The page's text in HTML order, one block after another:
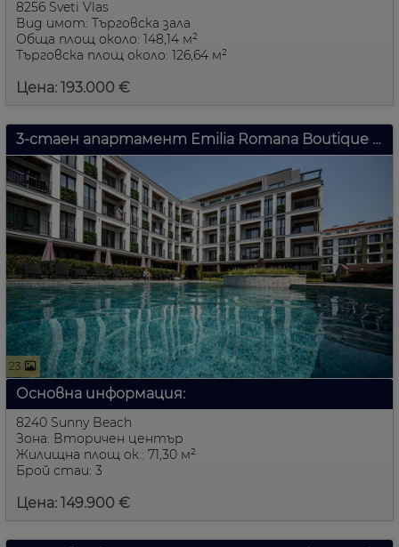
8256 Sveti Vlas
Вид имот: Търговска зала
Цена: 193.000 €
Обща площ около: 148,14 м²
Търговска площ около: 126,64 м²
3-стаен апартамент Emilia Romana Boutique Слънчев бряг България
23
Основна информация:
8240 Sunny Beach
Зона: Вторичен център
Цена: 149.900 €
Жилищна площ ок.: 71,30 м²
Брой стаи: 3